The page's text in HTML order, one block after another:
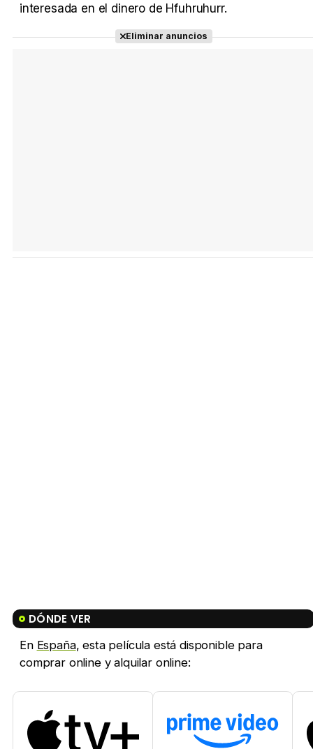
interesada en el dinero de Hfuhruhurr.
Eliminar anuncios
DÓNDE VER
En España, esta película está disponible para
comprar online y alquilar online: